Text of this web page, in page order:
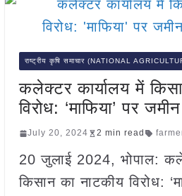
राष्ट्रीय कृषि समाचार (NATIONAL
कलेक्टर कार्यालय में
विरोध: ‘माफिया’ पर
July 20, 2024 2 min read
20 जुलाई 2024, भोपाल:
किसान का नाटकीय विरोध: